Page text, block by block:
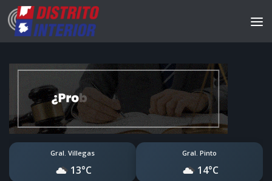
Gral. Villegas
13°C
Gral. Pinto
14°C